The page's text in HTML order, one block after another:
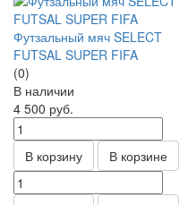
Футзальный мяч SELECT
FUTSAL SUPER FIFA
(0)
В наличии
4 500 руб.
В корзину В корзине